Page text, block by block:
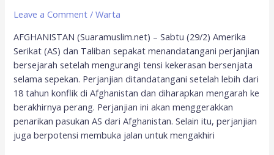
Leave a Comment /Warta
AFGHANISTAN (Suaramuslim.net) – Sabtu (29/2) Amerika
Serikat (AS) dan Taliban sepakat menandatangani perjanjian
bersejarah setelah mengurangi tensi kekerasan bersenjata
selama sepekan. Perjanjian ditandatangani setelah lebih dari
18 tahun konflik di Afghanistan dan diharapkan mengarah ke
berakhirnya perang. Perjanjian ini akan menggerakkan
penarikan pasukan AS dari Afghanistan. Selain itu, perjanjian
juga berpotensi membuka jalan untuk mengakhiri